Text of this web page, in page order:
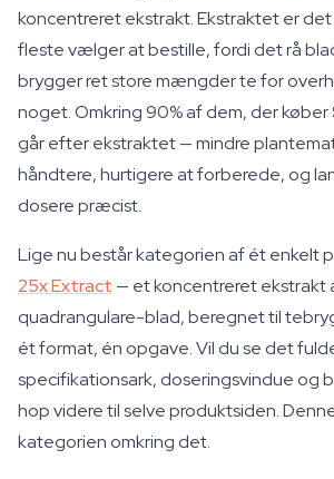
koncentreret ekstrakt. Ekstraktet er
fleste vælger at bestille, fordi det rå
brygger ret store mængder te for
noget. Omkring 90% af dem, der køber
går efter ekstraktet — mindre
håndtere, hurtigere at forberede, og
dosere præcist.
Lige nu består kategorien af ét enkelt
25x Extract — et koncentreret ekstrakt
quadrangulare-blad, beregnet til
ét format, én opgave. Vil du se det
specifikationsark, doseringsvindue og
hop videre til selve produktsiden.
kategorien omkring det.